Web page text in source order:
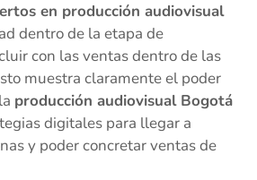
en producción audiovisual
dentro de la etapa de
con las ventas dentro de las
muestra claramente el poder
producción audiovisual Bogotá
digitales para llegar a
y poder concretar ventas de